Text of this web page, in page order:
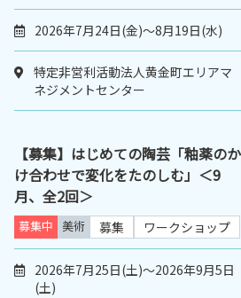
2026年7月24日(金)〜8月19日(水)
特定非営利活動法人黄金町エリアマ
ネジメントセンター
【募集】はじめての陶芸「釉薬のか
け合わせで変化をたのしむ」＜9
月、全2回＞
募集中 美術 募集 ワークショップ
2026年7月25日(土)～2026年9月5日
(土)